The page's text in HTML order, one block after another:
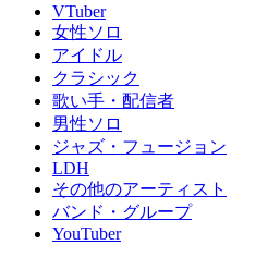
VTuber
女性ソロ
アイドル
クラシック
歌い手・配信者
男性ソロ
ジャズ・フュージョン
LDH
その他のアーティスト
バンド・グループ
YouTuber